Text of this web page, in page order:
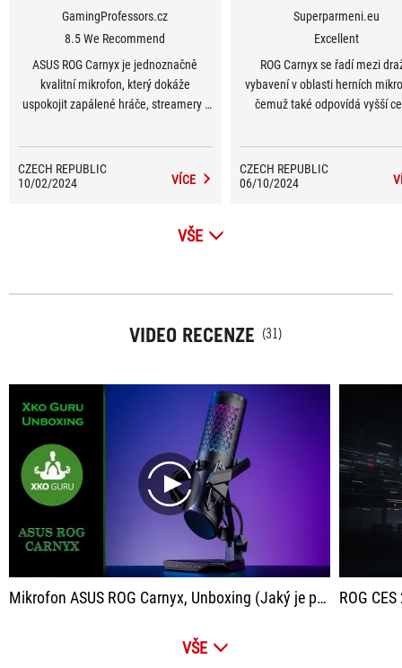
GamingProfessors.cz
8.5 We Recommend
ASUS ROG Carnyx je jednoznačně
kvalitní mikrofon, který dokáže
uspokojit zapálené hráče, streamery i
odpovídá tomu, že se jedná o high-tech
zařízení, které je vhodné pro náročné
uživatele. Kvalitní zpracování spolu s
CZECH REPUBLIC
10/02/2024
VÍCE
Superparmeni.eu
Excellent
ROG Carnyx se řadí mezi
vybavení v oblasti herních
čemuž také odpovídá vyšší
skutečně high-end mikrofon,
vhodný zejména pro
náročné uživatele, kde
CZECH REPUBLIC
06/10/2024
VŠE
VIDEO RECENZE (31)
play
Mikrofon ASUS ROG Carnyx, Unboxing (Jaký je premiový mikrofon ROG?) XkoGuru ROG CES
VŠE